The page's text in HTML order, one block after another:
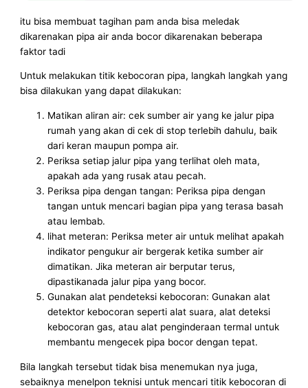
itu bisa membuat tagihan pam anda bisa meledak
dikarenakan pipa air anda bocor dikarenakan beberapa
faktor tadi
Untuk melakukan titik kebocoran pipa, langkah langkah yang
bisa dilakukan yang dapat dilakukan:
Matikan aliran air: cek sumber air yang ke jalur pipa
rumah yang akan di cek di stop terlebih dahulu, baik
dari keran maupun pompa air.
Periksa setiap jalur pipa yang terlihat oleh mata,
apakah ada yang rusak atau pecah.
Periksa pipa dengan tangan: Periksa pipa dengan
tangan untuk mencari bagian pipa yang terasa basah
atau lembab.
lihat meteran: Periksa meter air untuk melihat apakah
indikator pengukur air bergerak ketika sumber air
dimatikan. Jika meteran air berputar terus,
dipastikanada jalur pipa yang bocor.
Gunakan alat pendeteksi kebocoran: Gunakan alat
detektor kebocoran seperti alat suara, alat deteksi
kebocoran gas, atau alat penginderaan termal untuk
membantu mengecek pipa bocor dengan tepat.
Bila langkah tersebut tidak bisa menemukan nya juga,
sebaiknya menelpon teknisi untuk mencari titik kebocoran di